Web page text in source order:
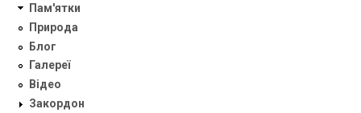
Пам'ятки
Природа
Блог
Галереї
Відео
Закордон